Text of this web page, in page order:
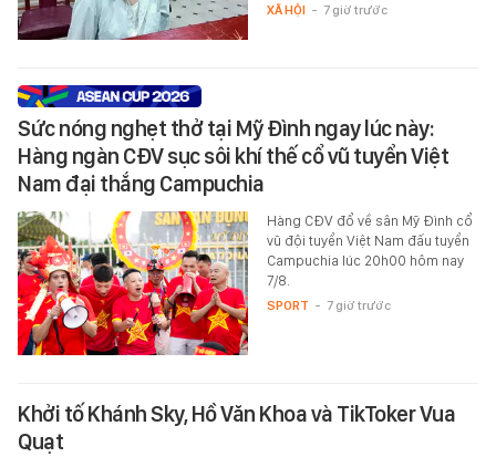
XÃ HỘI - 7 giờ trước
Sức nóng nghẹt thở tại Mỹ Đình ngay lúc này:
Hàng ngàn CĐV sục sôi khí thế cổ vũ tuyển Việt
Nam đại thắng Campuchia
Hàng CĐV đổ về sân Mỹ Đình cổ
vũ đội tuyển Việt Nam đấu tuyển
Campuchia lúc 20h00 hôm nay
7/8.
SPORT - 7 giờ trước
Khởi tố Khánh Sky, Hồ Văn Khoa và TikToker Vua
Quạt